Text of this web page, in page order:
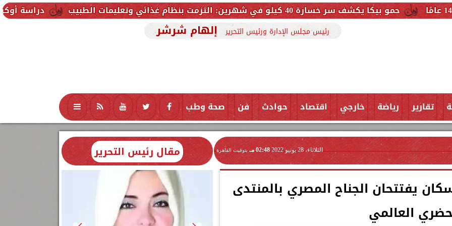
دراسة أوكرانية تثير الجدل.. رصد أكثر من 20 جسمًا غامضًا قرب سر خسارة 40 كيلو في شهرين: التزمت بنظام غذائي وتعليمات الطبيب
رئيس مجلس الإدارة ورئيس التحرير إلهام شرشر
تقارير رياضة خارجي اقتصاد حوادث فن صحة وطب تكنولوجيا منوعات محافظات
الثلاثاء، 28 يونيو 2022 02:48 مـ بتوقيت القاهرة
يفتتحان الجناح المصري بالمنتدى
العالمي
مقال رئيس التحرير